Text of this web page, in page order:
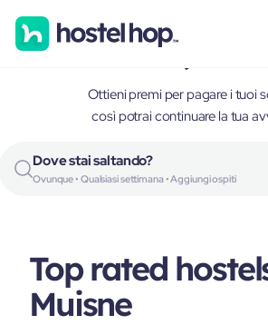
Muisne,
Ottieni premi per pagare i tuoi
così potrai continuare la tua
Dove stai saltando?
Ovunque • Qualsiasi settimana • Aggiungi ospiti
Top rated
Muisne